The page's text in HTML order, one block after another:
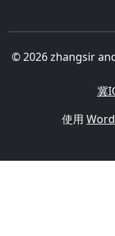
© 2026 zhangsir
冀
使用